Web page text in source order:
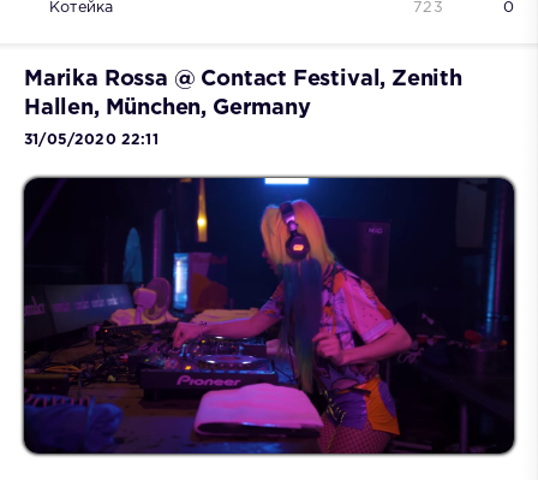
Котейка 0
723
Marika Rossa @ Contact Festival, Zenith
Hallen, München, Germany
31/05/2020 22:11